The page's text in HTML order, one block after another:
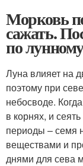
Морковь
сажать.
по
Луна влияет на
поэтому при
небосводе.
в корнях, и
периоды – семя
веществами и
днями для сева